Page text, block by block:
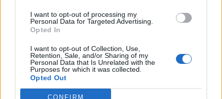
I want to opt-out of processing my
Personal Data for Targeted Advertising.
Opted In
I want to opt-out of Collection, Use,
Retention, Sale, and/or Sharing of my
Personal Data that Is Unrelated with the
Purposes for which it was collected.
Opted Out
CONFIRM